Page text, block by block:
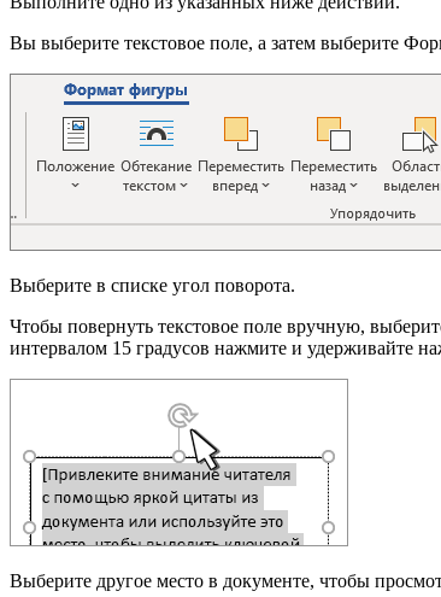
Вы выберите текстовое поле, а затем выберите
Выберите в списке угол поворота.
Чтобы повернуть текстовое поле вручную,
интервалом 15 градусов нажмите и удерживайте
Выберите другое место в документе, чтобы